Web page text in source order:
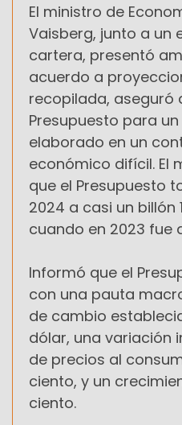
El ministro de
Vaisberg, junto a un
cartera, presentó
acuerdo a
recopilada, aseguró
Presupuesto para
elaborado en un
económico difícil. El
que el Presupuesto
2024 a casi un billón
cuando en 2023 fue
Informó que el
con una pauta
de cambio
dólar, una variación
de precios al
ciento, y un
ciento.